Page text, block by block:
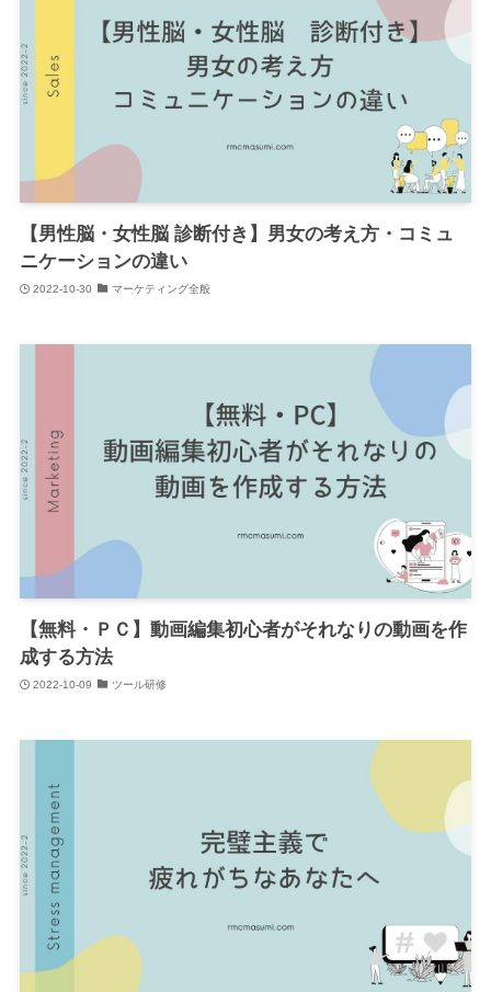
【男性脳・女性脳 診断付き】男女の考え方・コミュ
ニケーションの違い
2022-10-30 マーケティング全般
【無料・ＰＣ】動画編集初心者がそれなりの動画を作
成する方法
2022-10-09 ツール研修